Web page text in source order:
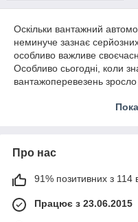
Оскільки вантажний
неминуче зазнає
особливо важливе
Особливо сьогодні, коли
вантажоперевезень
серцем кожного
магазин пропонує
виробників.
В даному випадку зібрані
поставляється з
Про нас
91% позитивних з 114
Працює з 23.06.2015